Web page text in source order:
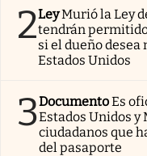
2LeyMurió la Ley
tendrán
si el dueño
Estados Unidos
3DocumentoEs
Estados Unidos
ciudadanos que
del pasaporte